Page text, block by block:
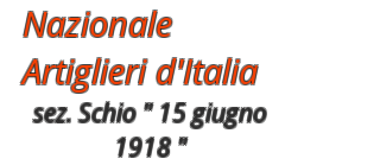
Nazionale
Artiglieri d'Italia
sez. Schio " 15 giugno
1918 "